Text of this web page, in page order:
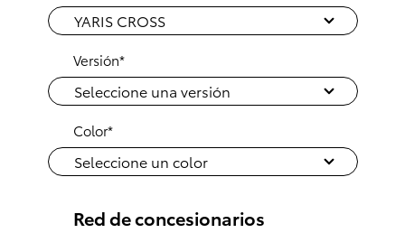
Versión*
Color*
Red de concesionarios